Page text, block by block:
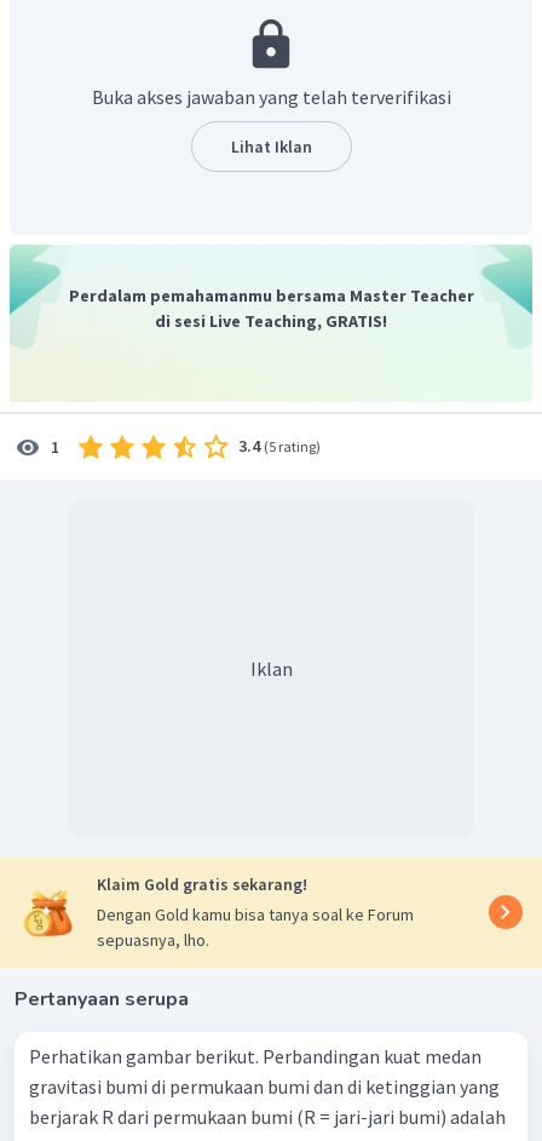
Buka akses jawaban yang telah terverifikasi
Lihat Iklan
Perdalam pemahamanmu bersama Master Teacher
di sesi Live Teaching, GRATIS!
1 3.4 (5 rating)
Iklan
Klaim Gold gratis sekarang!
Dengan Gold kamu bisa tanya soal ke Forum
sepuasnya, lho.
Pertanyaan serupa
Perhatikan gambar berikut. Perbandingan kuat medan
gravitasi bumi di permukaan bumi dan di ketinggian yang
berjarak R dari permukaan bumi (R = jari-jari bumi) adalah